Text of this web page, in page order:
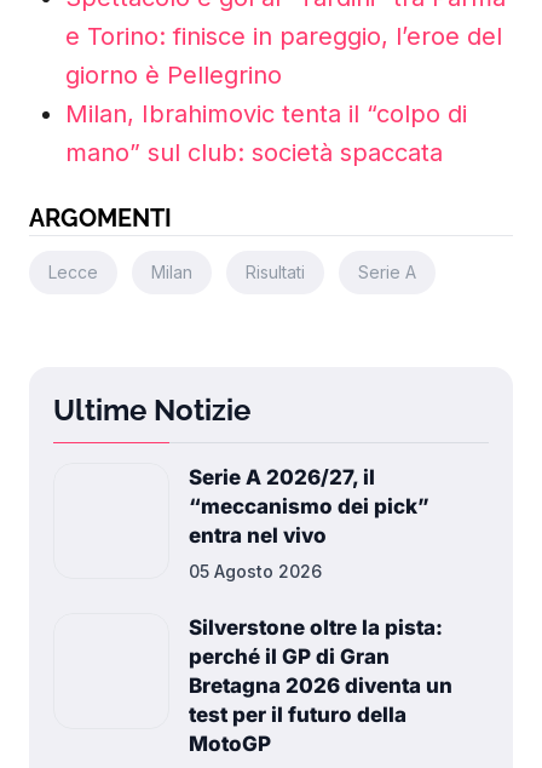
e Torino: finisce in pareggio, l’eroe del
giorno è Pellegrino
Milan, Ibrahimovic tenta il “colpo di
mano” sul club: società spaccata
ARGOMENTI
Lecce Milan Risultati Serie A
Ultime Notizie
Serie A 2026/27, il
“meccanismo dei pick”
entra nel vivo
05 Agosto 2026
Silverstone oltre la pista:
perché il GP di Gran
Bretagna 2026 diventa un
test per il futuro della
MotoGP